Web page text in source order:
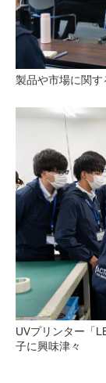
製品や市場に関す
UVプリンター「
子に興味津々